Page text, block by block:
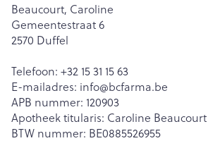
Beaucourt, Caroline
Gemeentestraat 6
2570 Duffel
Telefoon: +32 15 31 15 63
E-mailadres: info@bcfarma.be
APB nummer: 120903
Apotheek titularis: Caroline Beaucourt
BTW nummer: BE0885526955